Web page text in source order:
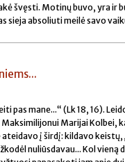
švęsti. Motinų buvo, yra ir
sieja absoliuti meilė savo
pas mane...“ (Lk 18, 16).
Marijai Kolbei,
ateidavo į širdį: kildavo
nuliūsdavau... Kol vieną